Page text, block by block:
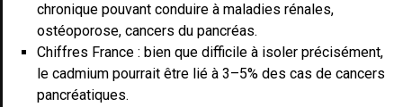
chronique pouvant conduire à maladies rénales,
ostéoporose, cancers du pancréas.
Chiffres France : bien que difficile à isoler précisément,
le cadmium pourrait être lié à 3–5% des cas de cancers
pancréatiques.